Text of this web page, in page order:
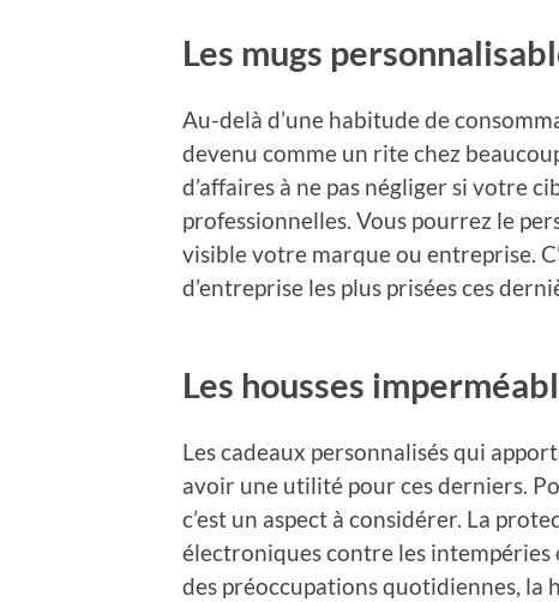
Les mugs
Au-delà d’une habitude de
devenu comme un rite chez
d’affaires à ne pas négliger si votre
professionnelles. Vous pourrez le
visible votre marque ou entreprise.
d’entreprise les plus prisées ces
Les housses
Les cadeaux personnalisés qui
avoir une utilité pour ces derniers.
c’est un aspect à considérer. La
électroniques contre les
des préoccupations quotidiennes, la